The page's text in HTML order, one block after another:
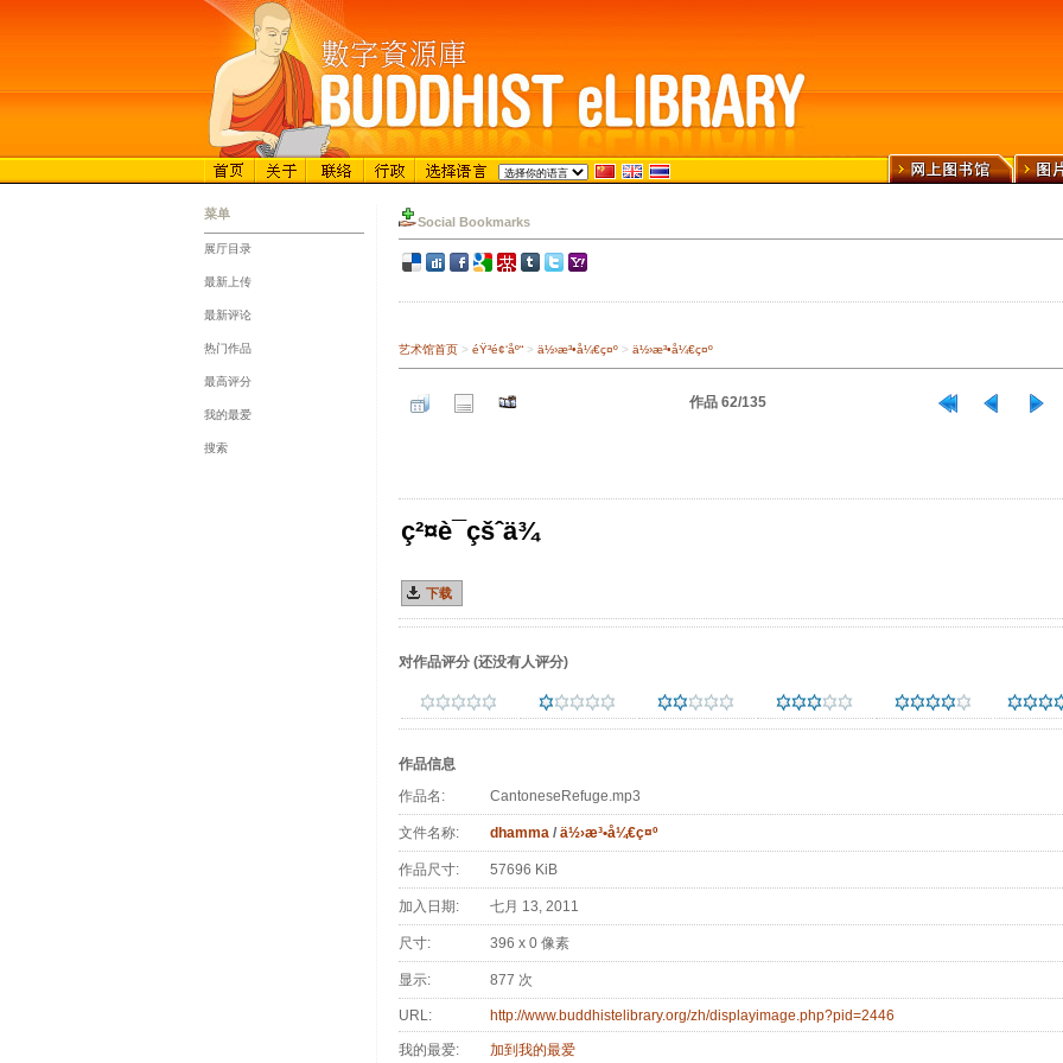
菜单
展厅目录
最新上传
最新评论
热门作品
最高评分
我的最爱
搜索
Social Bookmarks
艺术馆首页> éŸ³é¢‘åº“> ä½›æ³•å¼€ç¤º> ä½›æ³•å¼€ç¤º
作品 62/135
ç²¤è¯­çšˆä¾
下载
对作品评分(还没有人评分)
作品信息
作品名:
CantoneseRefuge.mp3
文件名称: dhamma/ ä½›æ³•å¼€ç¤º
作品尺寸: 57696 KiB
加入日期: 七月 13, 2011
尺寸: 396 x 0 像素
显示: 877 次
URL: http://www.buddhistelibrary.org/zh/displayimage.php?pid=2446
我的最爱: 加到我的最爱